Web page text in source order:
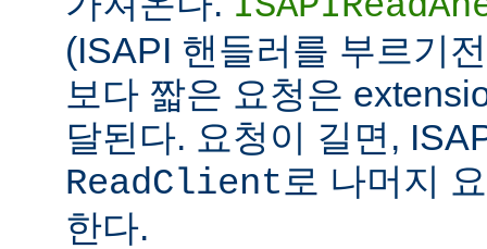
(ISAPI 핸들러를 부르기
보다 짧은 요청은
달된다. 요청이 길면,
ReadClient 로 나머지
한다.